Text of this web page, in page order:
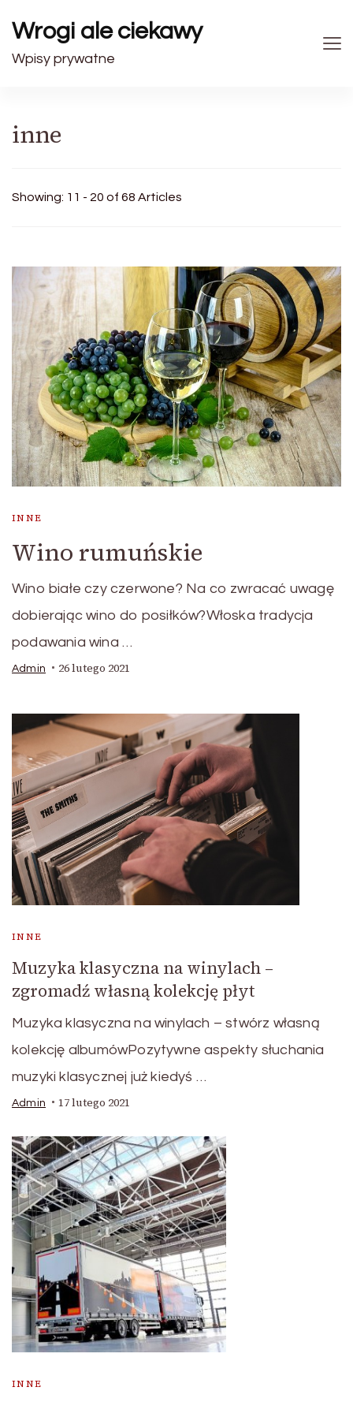
Wrogi ale ciekawy
Wpisy prywatne
inne
Showing: 11 - 20 of 68 Articles
INNE
Wino rumuńskie
Wino białe czy czerwone? Na co zwracać uwagę
dobierając wino do posiłków?Włoska tradycja
podawania wina …
Admin 26 lutego 2021
INNE
Muzyka klasyczna na winylach –
zgromadź własną kolekcję płyt
Muzyka klasyczna na winylach – stwórz własną
kolekcję albumówPozytywne aspekty słuchania
muzyki klasycznej już kiedyś …
Admin 17 lutego 2021
INNE